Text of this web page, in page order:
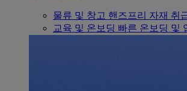
물류 및 창고 핸즈프리 자재 취
교육 및 온보딩 빠른 온보딩 및